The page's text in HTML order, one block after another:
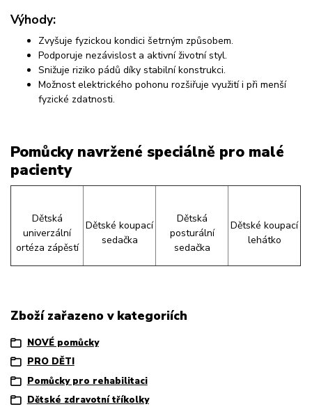
Výhody:
Zvyšuje fyzickou kondici šetrným způsobem.
Podporuje nezávislost a aktivní životní styl.
Snižuje riziko pádů díky stabilní konstrukci.
Možnost elektrického pohonu rozšiřuje využití i při menší
fyzické zdatnosti.
Pomůcky navržené speciálně pro malé
pacienty
Dětská
univerzální
ortéza zápěstí
Dětské koupací
sedačka
Dětská
posturální
sedačka
Dětské koupací
lehátko
Zboží zařazeno v kategoriích
NOVÉ pomůcky
PRO DĚTI
Pomůcky pro rehabilitaci
Dětské zdravotní tříkolky